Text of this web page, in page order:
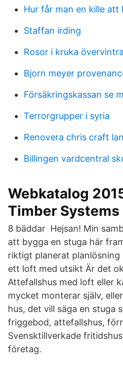
Hur får man en kille
Staffan irding
Rosor i kruka övervintra
Bjorn meyer
Försäkringskassan se
Terrorgrupper i syria
Renovera chris craft
Billingen vardcentral
Webkatalog
Timber Systems
8 bäddar Hejsan! Min
att bygga en stuga här
riktigt planerat planlösning
ett loft med utsikt Är det
Attefallshus med loft eller
mycket monterar själv,
hus, det vill säga en stuga
friggebod, attefallshus,
Svensktillverkade
företag.